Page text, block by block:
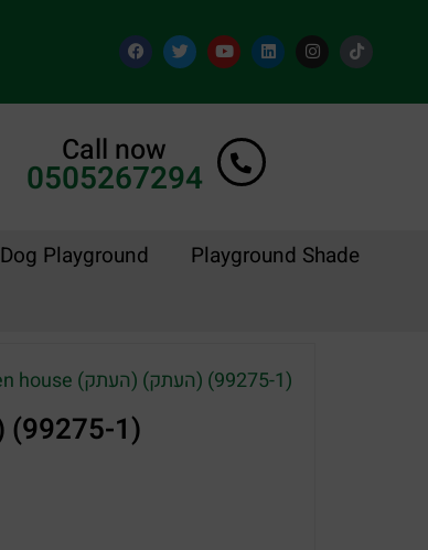
Call now
0505267294
Dog Playground
Playground Shade
/ Wooden houses for children – a designed wooden house (העתק) (העתק) (99275-1)
Wooden houses for children – a designed wooden house (העתק) (העתק) (99275-1)